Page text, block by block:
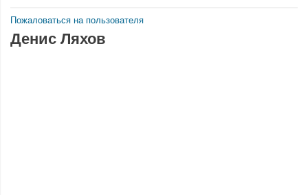
Пожаловаться на пользователя
Денис Ляхов